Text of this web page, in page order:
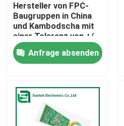
Produkte
Hersteller von FPC-
Baugruppen in China
und Kambodscha mit
einer Toleranz von +/-
0,13 mm und einer
Endplattenstärke von
0,2 mm bis 6,00 mm
Anfrage absenden